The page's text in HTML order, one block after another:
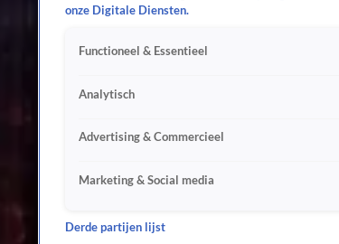
rij op 400 meter horden!
plek op vrouwentour
onze Digitale Diensten.
Functioneel & Essentieel
Analytisch
Advertising & Commercieel
Marketing & Social media
Derde partijen lijst